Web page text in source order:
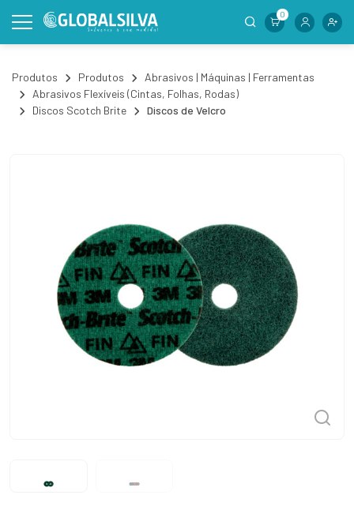
0
Produtos Produtos
Abrasivos | Máquinas | Ferramentas
Abrasivos Flexíveis (Cintas, Folhas, Rodas)
Discos Scotch Brite
Discos de Velcro